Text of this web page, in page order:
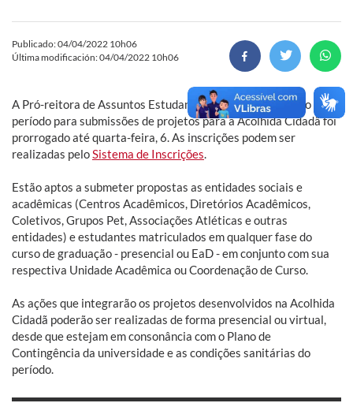
Publicado: 04/04/2022 10h06
Última modificación: 04/04/2022 10h06
A Pró-reitora de Assuntos Estudantis (Prae) informa que o
período para submissões de projetos para a Acolhida Cidadã foi
prorrogado até quarta-feira, 6. As inscrições podem ser
realizadas pelo Sistema de Inscrições
Estão aptos a submeter propostas as entidades sociais e
acadêmicas (Centros Acadêmicos, Diretórios Acadêmicos,
Coletivos, Grupos Pet, Associações Atléticas e outras
entidades) e estudantes matriculados em qualquer fase do
curso de graduação - presencial ou EaD - em conjunto com sua
respectiva Unidade Acadêmica ou Coordenação de Curso.
As ações que integrarão os projetos desenvolvidos na Acolhida
Cidadã poderão ser realizadas de forma presencial ou virtual,
desde que estejam em consonância com o Plano de
Contingência da universidade e as condições sanitárias do
período.